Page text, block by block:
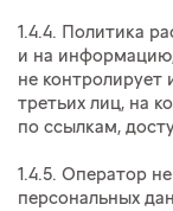
1.4.4. Политика
и на
не контролирует
третьих лиц, на
по ссылкам,
1.4.5. Оператор
персональных